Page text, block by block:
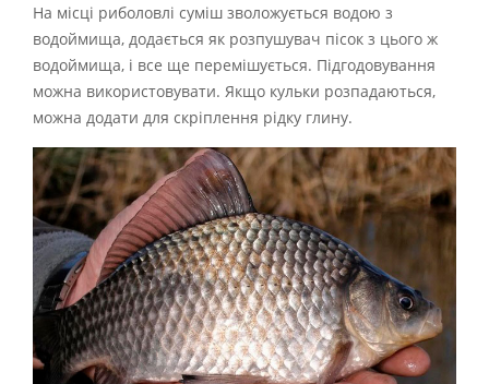
На місці риболовлі суміш зволожується водою з
водоймища, додається як розпушувач пісок з цього ж
водоймища, і все ще перемішується. Підгодовування
можна використовувати. Якщо кульки розпадаються,
можна додати для скріплення рідку глину.